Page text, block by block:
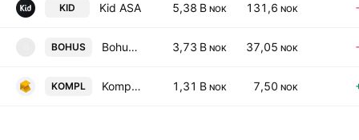
KID Kid ASA 5,38 B NOK 131,6 NOK
BOHUS Bohus ASA 3,73 B NOK 37,05 NOK
KOMPL Komplett ASA 1,31 B NOK 7,50 NOK